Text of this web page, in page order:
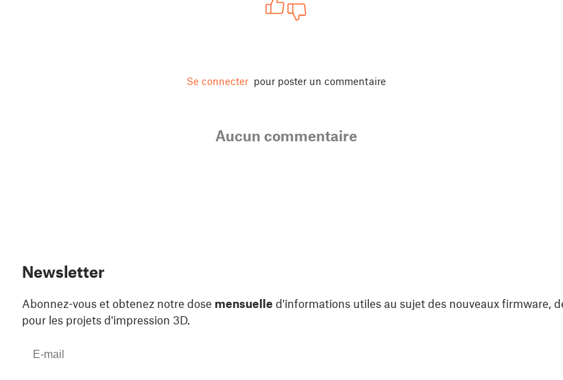
Se connecter pour poster un commentaire
Aucun commentaire
Newsletter
Abonnez-vous et obtenez notre dose mensuelle d'informations utiles au sujet des nouveaux firmware,
pour les projets d'impression 3D.